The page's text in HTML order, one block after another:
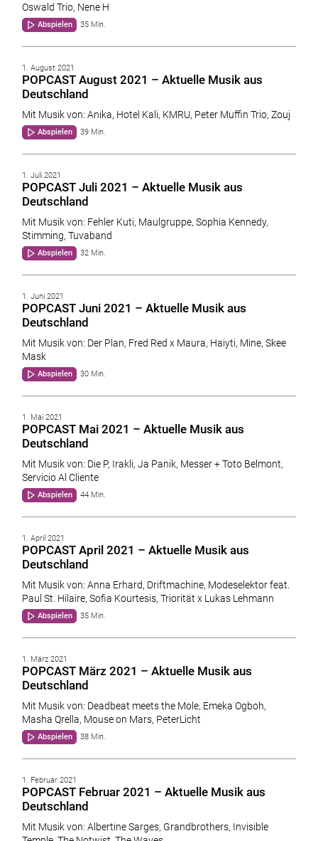
Oswald Trio, Nene H
Abspielen 35 Min.
1. August 2021
POPCAST August 2021 – Aktuelle Musik aus
Deutschland
Mit Musik von: Anika, Hotel Kali, KMRU, Peter Muffin Trio, Zouj
Abspielen 39 Min.
1. Juli 2021
POPCAST Juli 2021 – Aktuelle Musik aus
Deutschland
Mit Musik von: Fehler Kuti, Maulgruppe, Sophia Kennedy,
Stimming, Tuvaband
Abspielen 32 Min.
1. Juni 2021
POPCAST Juni 2021 – Aktuelle Musik aus
Deutschland
Mit Musik von: Der Plan, Fred Red x Maura, Haiyti, Mine, Skee
Mask
Abspielen 30 Min.
1. Mai 2021
POPCAST Mai 2021 – Aktuelle Musik aus
Deutschland
Mit Musik von: Die P, Irakli, Ja Panik, Messer + Toto Belmont,
Servicio Al Cliente
Abspielen 44 Min.
1. April 2021
POPCAST April 2021 – Aktuelle Musik aus
Deutschland
Mit Musik von: Anna Erhard, Driftmachine, Modeselektor feat.
Paul St. Hilaire, Sofia Kourtesis, Triorität x Lukas Lehmann
Abspielen 35 Min.
1. März 2021
POPCAST März 2021 – Aktuelle Musik aus
Deutschland
Mit Musik von: Deadbeat meets the Mole, Emeka Ogboh,
Masha Qrella, Mouse on Mars, PeterLicht
Abspielen 38 Min.
1. Februar 2021
POPCAST Februar 2021 – Aktuelle Musik aus
Deutschland
Mit Musik von: Albertine Sarges, Grandbrothers, Invisible